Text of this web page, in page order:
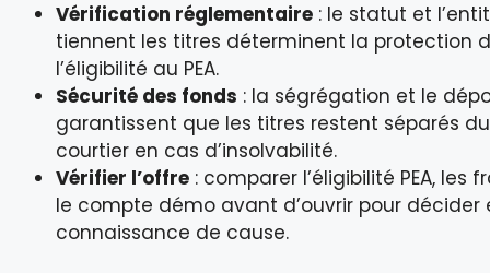
Vérification réglementaire : le statut et
tiennent les titres déterminent la protection
l’éligibilité au PEA.
Sécurité des fonds : la ségrégation et le
garantissent que les titres restent séparés
courtier en cas d’insolvabilité.
Vérifier l’offre : comparer l’éligibilité PEA, les
le compte démo avant d’ouvrir pour décider
connaissance de cause.